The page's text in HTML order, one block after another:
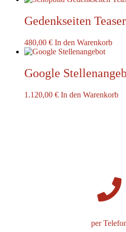
Gedenkseiten
480,00 € In den Warenkorb
Google
1.120,00 € In den Warenkorb
per